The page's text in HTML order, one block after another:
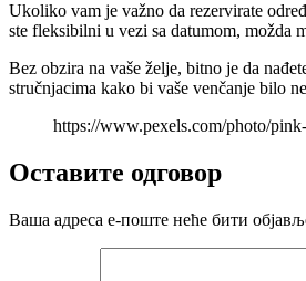
Ukoliko vam je važno da rezervirate
ste fleksibilni u vezi sa datumom, možda
Bez obzira na vaše želje, bitno je da
stručnjacima kako bi vaše venčanje bilo
https://www.pexels.com/photo/
Оставите одговор
Ваша адреса е-поште неће бити